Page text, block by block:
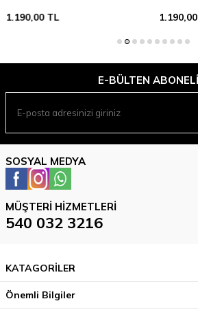
1.190,00TL 1.190,00
E-BÜLTEN
SOSYAL MEDYA
MÜŞTERI HIZMETLERI
540 032 3216
KATAGORİLER
Önemli Bilgiler